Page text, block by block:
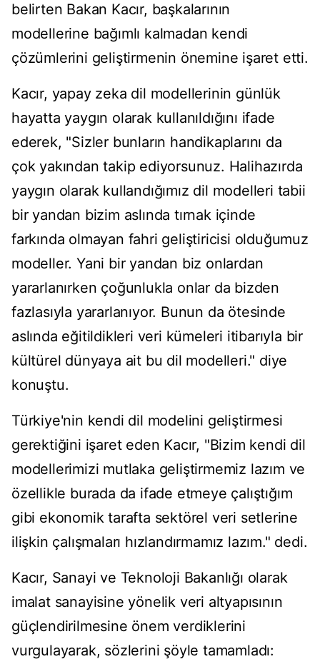
belirten Bakan Kacır, başkalarının
modellerine bağımlı kalmadan kendi
çözümlerini geliştirmenin önemine işaret etti.
Kacır, yapay zeka dil modellerinin günlük
hayatta yaygın olarak kullanıldığını ifade
ederek, "Sizler bunların handikaplarını da
çok yakından takip ediyorsunuz. Halihazırda
yaygın olarak kullandığımız dil modelleri tabii
bir yandan bizim aslında tırnak içinde
farkında olmayan fahri geliştiricisi olduğumuz
modeller. Yani bir yandan biz onlardan
yararlanırken çoğunlukla onlar da bizden
fazlasıyla yararlanıyor. Bunun da ötesinde
aslında eğitildikleri veri kümeleri itibarıyla bir
kültürel dünyaya ait bu dil modelleri." diye
konuştu.
Türkiye'nin kendi dil modelini geliştirmesi
gerektiğini işaret eden Kacır, "Bizim kendi dil
modellerimizi mutlaka geliştirmemiz lazım ve
özellikle burada da ifade etmeye çalıştığım
gibi ekonomik tarafta sektörel veri setlerine
ilişkin çalışmaları hızlandırmamız lazım." dedi.
Kacır, Sanayi ve Teknoloji Bakanlığı olarak
imalat sanayisine yönelik veri altyapısının
güçlendirilmesine önem verdiklerini
vurgulayarak, sözlerini şöyle tamamladı: